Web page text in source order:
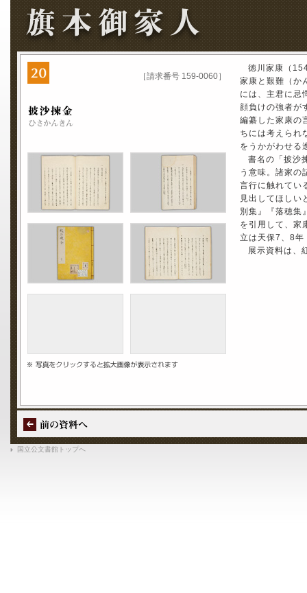
［請求番号 159-0060］
徳川家康（
家康と艱難（か
には、主君に忌
顔負けの強者が
編纂した家康の
ちには考えられ
をうかがわせる
書名の「披沙
う意味。諸家の
言行に触れてい
見出してほしい
別集』『落穂集
を引用して、家
立は天保7、8
展示資料は、
国立公文書館トップへ